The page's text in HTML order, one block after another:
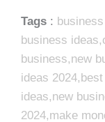
Tags :
business
business,new
ideas
ideas,new
2024,make